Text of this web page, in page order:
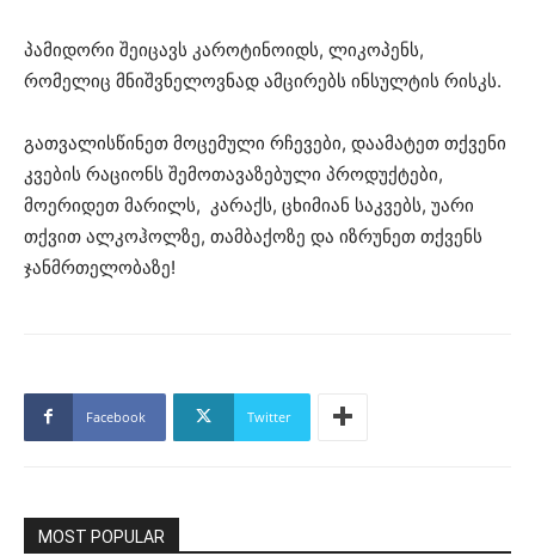
პამიდორი შეიცავს კაროტინოიდს, ლიკოპენს,
რომელიც მნიშვნელოვნად ამცირებს ინსულტის რისკს.
გათვალისწინეთ მოცემული რჩევები, დაამატეთ თქვენი
კვების რაციონს შემოთავაზებული პროდუქტები,
მოერიდეთ მარილს, კარაქს, ცხიმიან საკვებს, უარი
თქვით ალკოჰოლზე, თამბაქოზე და იზრუნეთ თქვენს
ჯანმრთელობაზე!
Facebook Twitter
MOST POPULAR